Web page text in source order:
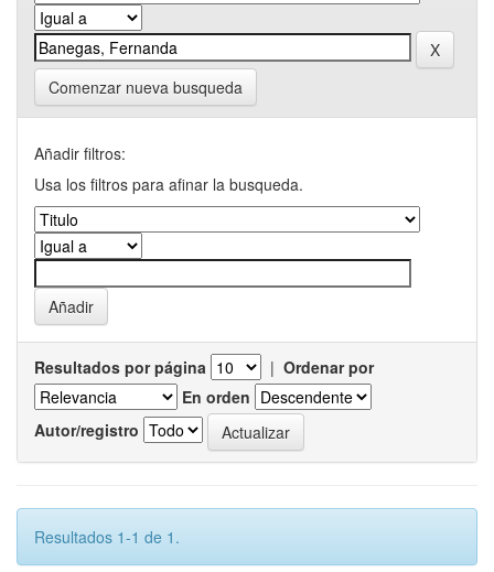
Comenzar nueva busqueda
Añadir filtros:
Usa los filtros para afinar la busqueda.
Resultados por página | Ordenar por
En orden
Autor/registro
Resultados 1-1 de 1.